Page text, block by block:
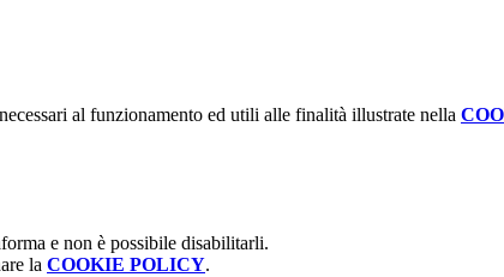
al funzionamento ed utili alle finalità illustrate nella
e non è possibile disabilitarli.
la COOKIE POLICY.